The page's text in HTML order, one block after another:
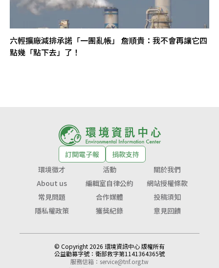
六輕擴廠減排承諾「一團亂帳」 詹順貴：我不會再讓它四
點幾「點下去」了！
訂閱電子報
捐款支持
環境徵才
活動
關於我們
About us
編輯室自律公約
網站授權條款
常見問題
合作媒體
投稿須知
隱私權政策
獲獎紀錄 意見回饋
© Copyright 2026 環境資訊中心 版權所有
公益勸募字號： 衛部救字第1141364365號
服務信箱： service@tnf.org.tw